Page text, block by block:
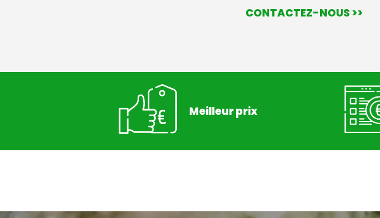
CONTACTEZ-NOUS >>
Meilleur prix